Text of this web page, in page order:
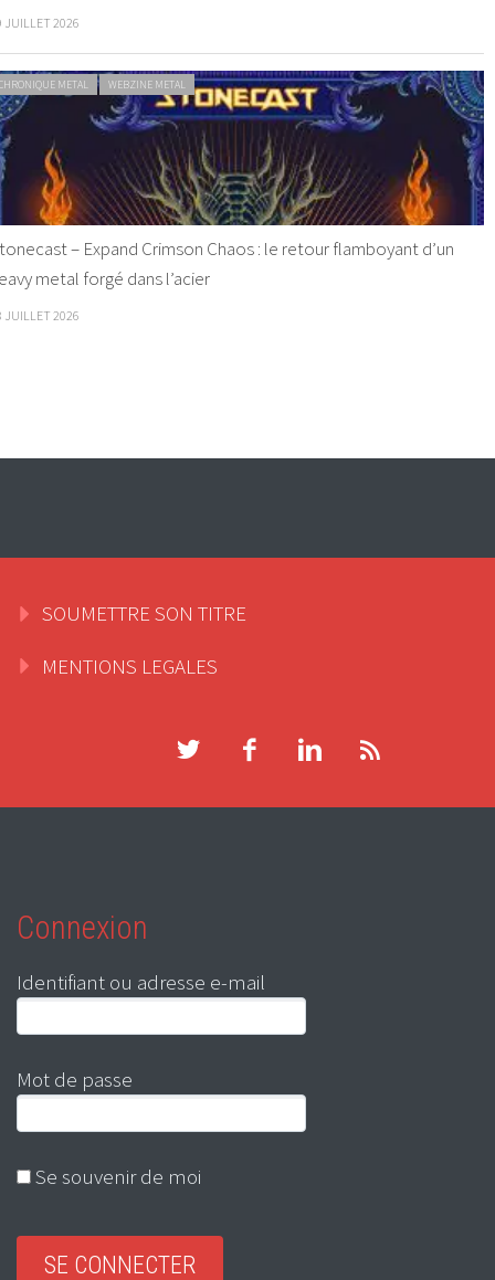
JUILLET 2026
METAL WEBZINE METAL
– Expand Crimson Chaos : le retour flamboyant d’un
metal forgé dans l’acier
JUILLET 2026
SOUMETTRE SON TITRE
MENTIONS LEGALES
Connexion
Identifiant ou adresse e-mail
Mot de passe
Se souvenir de moi